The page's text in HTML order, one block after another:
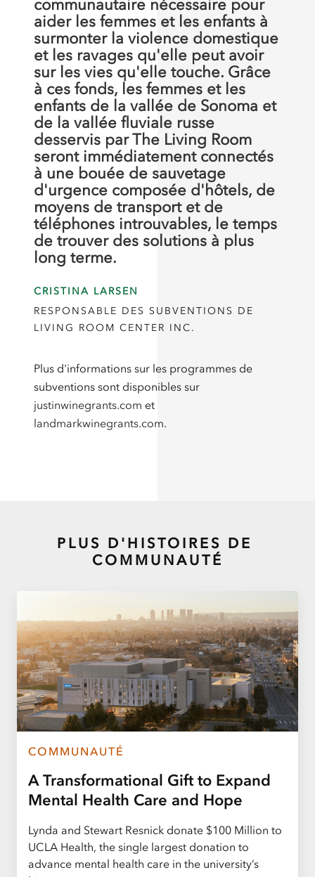
communautaire nécessaire pour
aider les femmes et les enfants à
surmonter la violence domestique
et les ravages qu'elle peut avoir
sur les vies qu'elle touche. Grâce
à ces fonds, les femmes et les
enfants de la vallée de Sonoma et
de la vallée fluviale russe
desservis par The Living Room
seront immédiatement connectés
à une bouée de sauvetage
d'urgence composée d'hôtels, de
moyens de transport et de
téléphones introuvables, le temps
de trouver des solutions à plus
long terme.
CRISTINA LARSEN
RESPONSABLE DES SUBVENTIONS DE
LIVING ROOM CENTER INC.
Plus d'informations sur les programmes de
subventions sont disponibles sur
justinwinegrants.com et
landmarkwinegrants.com.
PLUS D'HISTOIRES DE
COMMUNAUTÉ
COMMUNAUTÉ
A Transformational Gift to Expand
Mental Health Care and Hope
Lynda and Stewart Resnick donate $100 Million to
UCLA Health, the single largest donation to
advance mental health care in the university’s